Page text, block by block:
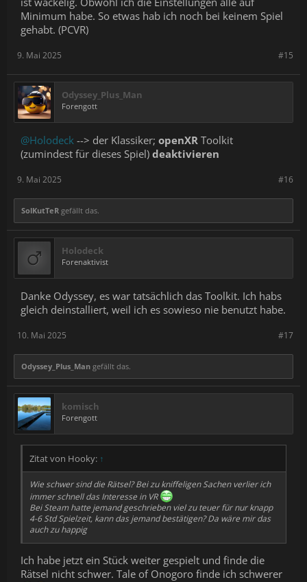
Minimum habe. So etwas hab ich noch bei keinem Spiel
gehabt. (PCVR)
#15
9. Mai 2025
Odyssey_Plus_Man
Forengott
@Holodeck --> der Klassiker; openXR Toolkit
(zumindest für dieses Spiel) deaktivieren
#16
9. Mai 2025
SolKutTeR gefällt das.
Holodeck
Forenaktivist
Danke Odyssey, es war tatsächlich das Toolkit. Ich habs
gleich deinstalliert, weil ich es sowieso nie benutzt habe.
#17
10. Mai 2025
Odyssey_Plus_Man gefällt das.
komisch
Forengott
Zitat von Hooky: ↑
Wie schwer sind die Rätsel? Bei zu kniffeligen Sachen verlier ich
immer schnell das Interesse in VR
Bei Steam hatte jemand geschrieben viel zu teuer für nur knapp
4-6 Std Spielzeit, kann das jemand bestätigen? Da wäre mir das
auch zu happig
Ich habe jetzt ein Stück weiter gespielt und finde die
Rätsel nicht schwer. Tale of Onogoro finde ich schwerer